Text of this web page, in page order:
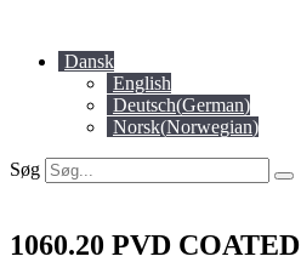
indholdDansk
English
Deutsch(German)
Norsk(Norwegian)
Søg
1060.20 PVD COATED